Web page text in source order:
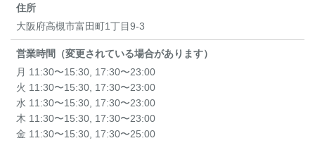
住所
大阪府高槻市富田町1丁目9-3
営業時間（変更されている場合があります）
月 11:30〜15:30, 17:30〜23:00
火 11:30〜15:30, 17:30〜23:00
水 11:30〜15:30, 17:30〜23:00
木 11:30〜15:30, 17:30〜23:00
金 11:30〜15:30, 17:30〜25:00